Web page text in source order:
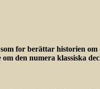
for berättar historien
den numera klassiska